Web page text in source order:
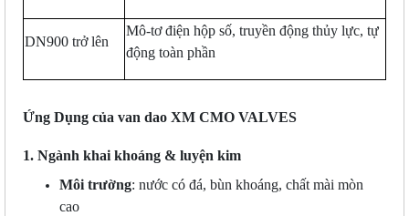
DN900 trở lên
Mô-tơ điện hộp số, truyền động thủy lực, tự
động toàn phần
Ứng Dụng của van dao XM CMO VALVES
1. Ngành khai khoáng & luyện kim
Môi trường: nước có đá, bùn khoáng, chất mài mòn
cao